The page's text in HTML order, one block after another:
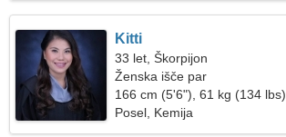
Kitti
33 let, Škorpijon
Ženska išče par
166 cm (5'6"), 61 kg (134 lbs)
Posel, Kemija